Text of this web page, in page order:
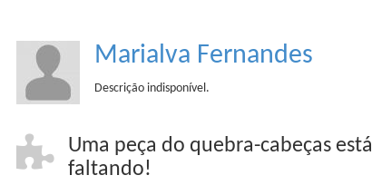
Marialva Fernandes
Descrição indisponível.
Uma peça do quebra-cabeças está
faltando!